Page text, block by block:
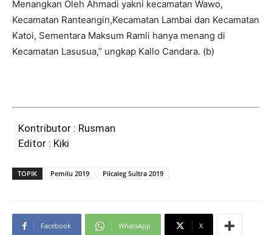
Menangkan Oleh Ahmadi yakni kecamatan Wawo,
Kecamatan Ranteangin,Kecamatan Lambai dan Kecamatan
Katoi, Sementara Maksum Ramli hanya menang di
Kecamatan Lasusua,” ungkap Kallo Candara. (b)
Kontributor : Rusman
Editor : Kiki
TOPIK Pemilu 2019 Pilcaleg Sultra 2019
Facebook WhatsApp X